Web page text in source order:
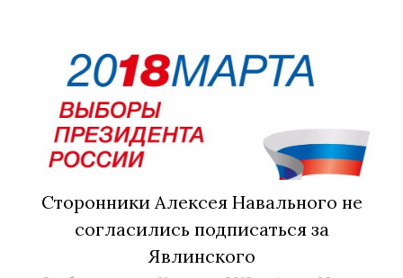
Сторонники Алексея Навального не
согласились подписаться за
Явлинского